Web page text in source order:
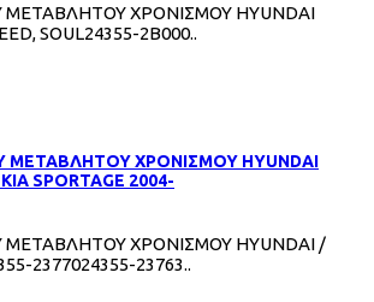
ΜΕΤΑΒΛΗΤΟΥ ΧΡΟΝΙΣΜΟΥ HYUNDAI
SOUL24355-2B000..
ΜΕΤΑΒΛΗΤΟΥ ΧΡΟΝΙΣΜΟΥ HYUNDAI
SPORTAGE 2004-
ΜΕΤΑΒΛΗΤΟΥ ΧΡΟΝΙΣΜΟΥ HYUNDAI /
2377024355-23763..